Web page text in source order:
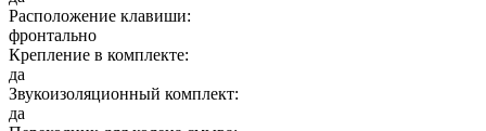
Расположение клавиши:
фронтально
Крепление в комплекте:
да
Звукоизоляционный комплект:
да